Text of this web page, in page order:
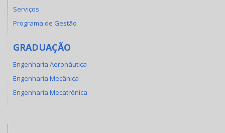
Serviços
Programa de Gestão
GRADUAÇÃO
Engenharia Aeronáutica
Engenharia Mecânica
Engenharia Mecatrônica